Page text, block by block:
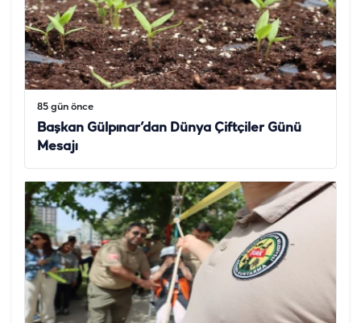
85 gün önce
Başkan Gülpınar’dan Dünya Çiftçiler Günü
Mesajı